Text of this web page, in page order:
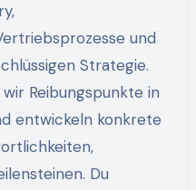
und
Strategie.
Reibungspunkte in
entwickeln konkrete
Du